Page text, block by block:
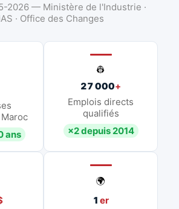
2026 — Ministère de l'Industrie ·
· Office des Changes
ans
👷
27 000+
Emplois directs
qualifiés
×2 depuis 2014
🌍
1 er